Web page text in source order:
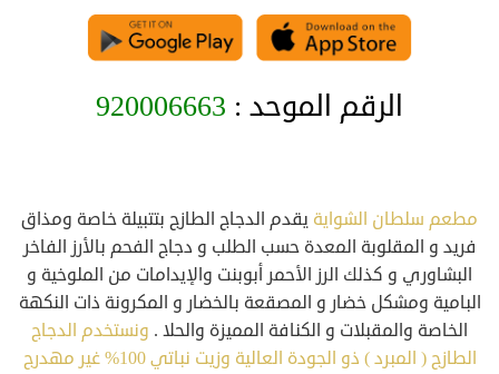
الرقم الموحد : 920006663
مطعم سلطان الشواية يقدم الدجاج الطازج بتتبيلة خاصة ومذاق
فريد و المقلوبة المعدة حسب الطلب و دجاج الفحم بالأرز الفاخر
البشاوري و كذلك الرز الأحمر أبوبنت والإيدامات من الملوخية و
البامية ومشكل خضار و المصقعة بالخضار و المكرونة ذات النكهة
الخاصة والمقبلات و الكنافة المميزة والحلا . ونستخدم الدجاج
الطازج ( المبرد ) ذو الجودة العالية وزيت نباتي 100% غير مهدرج